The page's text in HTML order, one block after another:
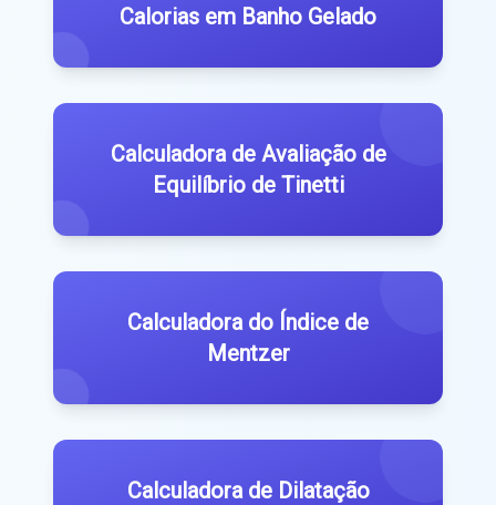
Calorias em Banho Gelado
Calculadora de Avaliação de
Equilíbrio de Tinetti
Calculadora do Índice de
Mentzer
Calculadora de Dilatação